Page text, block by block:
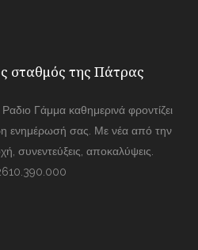
σταθμός της Πάτρας
Γάμμα καθημερινά φροντίζει
ενημέρωσή σας. Με νέα από την
συνεντεύξεις, αποκαλύψεις.